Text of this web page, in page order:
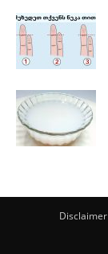
Disclaimer